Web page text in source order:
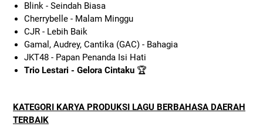
Blink - Seindah Biasa
Cherrybelle - Malam Minggu
CJR - Lebih Baik
Gamal, Audrey, Cantika (GAC) - Bahagia
JKT48 - Papan Penanda Isi Hati
Trio Lestari - Gelora Cintaku🏆
KATEGORI KARYA PRODUKSI LAGU BERBAHASA DAERAH
TERBAIK